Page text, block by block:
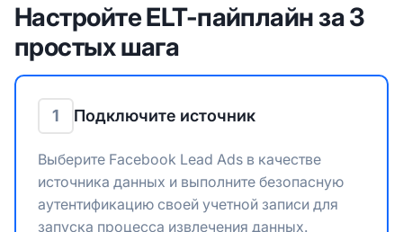
Настройте ELT-пайплайн за 3
простых шага
1 Подключите источник
Выберите Facebook Lead Ads в качестве
источника данных и выполните безопасную
аутентификацию своей учетной записи для
запуска процесса извлечения данных.